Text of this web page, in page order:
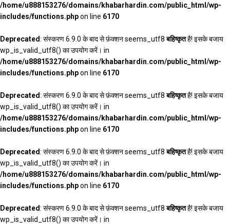
/home/u888153276/domains/khabarhardin.com/public_html/wp-
includes/functions.phpon line 6170
Deprecated: संस्करण 6.9.0 के बाद से फ़ंक्शन seems_utf8बहिष्कृतहै! इसके बजाय
wp_is_valid_utf8() का उपयोग करें। in
/home/u888153276/domains/khabarhardin.com/public_html/wp-
includes/functions.phpon line 6170
Deprecated: संस्करण 6.9.0 के बाद से फ़ंक्शन seems_utf8बहिष्कृतहै! इसके बजाय
wp_is_valid_utf8() का उपयोग करें। in
/home/u888153276/domains/khabarhardin.com/public_html/wp-
includes/functions.phpon line 6170
Deprecated: संस्करण 6.9.0 के बाद से फ़ंक्शन seems_utf8बहिष्कृतहै! इसके बजाय
wp_is_valid_utf8() का उपयोग करें। in
/home/u888153276/domains/khabarhardin.com/public_html/wp-
includes/functions.phpon line 6170
Deprecated: संस्करण 6.9.0 के बाद से फ़ंक्शन seems_utf8बहिष्कृतहै! इसके बजाय
wp_is_valid_utf8() का उपयोग करें। in